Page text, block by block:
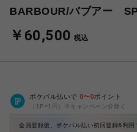
BARBOUR/バブアー
￥60,500 税込
ポケパル払いで 0〜0ポイント
（1P=1円）※キャンペーン分除く
会員登録後、ポケパル払い初回登録&利用